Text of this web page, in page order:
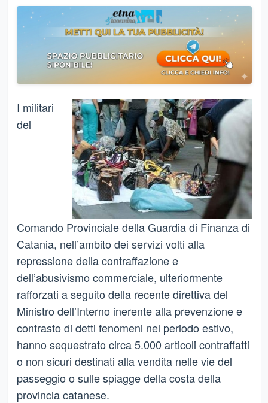
I militari
del
Comando Provinciale della Guardia di Finanza di
Catania, nell’ambito dei servizi volti alla
repressione della contraffazione e
dell’abusivismo commerciale, ulteriormente
rafforzati a seguito della recente direttiva del
Ministro dell’Interno inerente alla prevenzione e
contrasto di detti fenomeni nel periodo estivo,
hanno sequestrato circa 5.000 articoli contraffatti
o non sicuri destinati alla vendita nelle vie del
passeggio o sulle spiagge della costa della
provincia catanese.